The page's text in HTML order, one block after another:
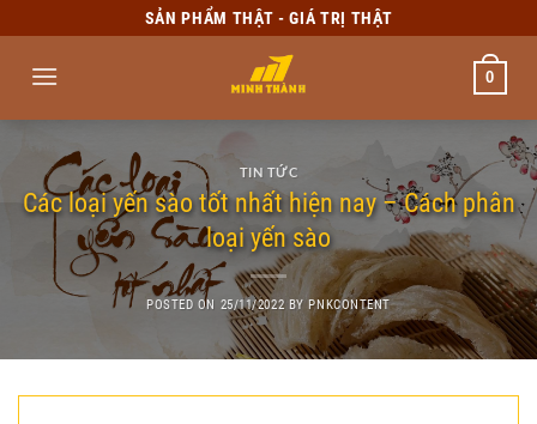
content
SẢN PHẨM THẬT - GIÁ TRỊ THẬT
0
TIN TỨC
Các loại yến sào tốt nhất hiện nay – Cách phân
loại yến sào
POSTED ON 25/11/2022 BY PNKCONTENT